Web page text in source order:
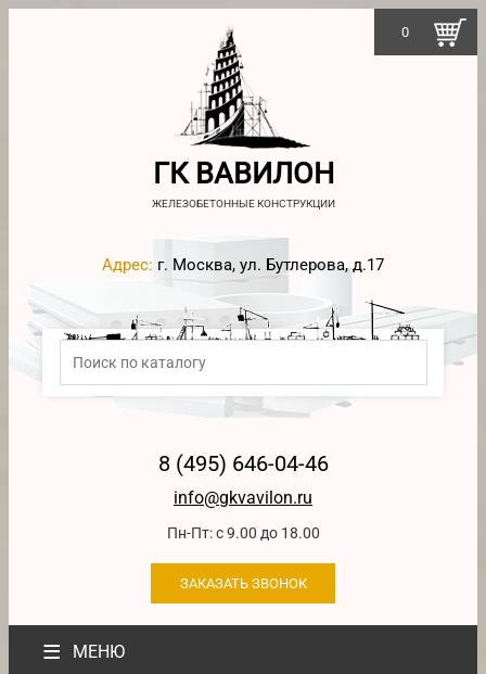
ГК ВАВИЛОН
ЖЕЛЕЗОБЕТОННЫЕ КОНСТРУКЦИИ
Адрес: г. Москва, ул. Бутлерова, д.17
8 (495) 646-04-46
info@gkvavilon.ru
Пн-Пт: с 9.00 до 18.00
ЗАКАЗАТЬ ЗВОНОК
≡ МЕНЮ
0